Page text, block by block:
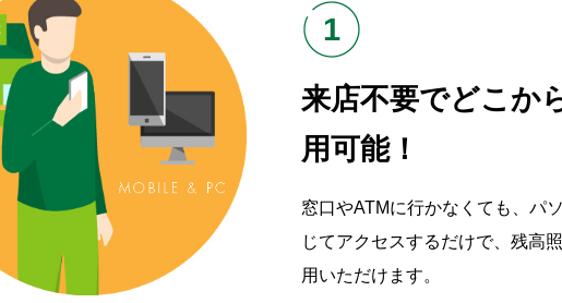
1
来店不要でどこか
用可能！
窓口やATMに行かなくても、パ
じてアクセスするだけで、残高
用いただけます。